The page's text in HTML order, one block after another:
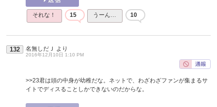
それな！ 15 うーん… 10
132 名無しだＪ より
2016年12月10日 1:10 PM
>>23君は頭の中身が幼稚だな。ネットで、わざわざファンが集まるサ
イトでディスることしかできないのだからな。